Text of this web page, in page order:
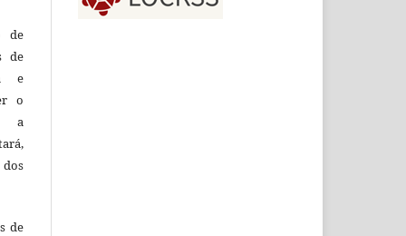
de
de
e
o
a
de